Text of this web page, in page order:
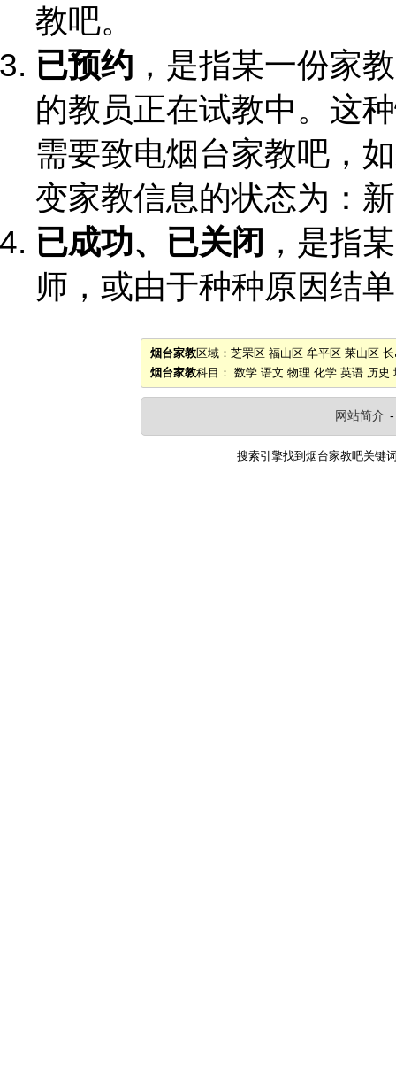
教吧。
已预约 ，是指某一份家
的教员正在试教中。这
需要致电烟台家教吧，
变家教信息的状态为：
已成功、已关闭 ，是指
师，或由于种种原因结
烟台家教区域： 芝罘区 福山区 牟平区 莱山区
烟台家教科目： 数学 语文 物理 化学 英语 历史
网站简介
搜索引擎找到 烟台家教吧关键